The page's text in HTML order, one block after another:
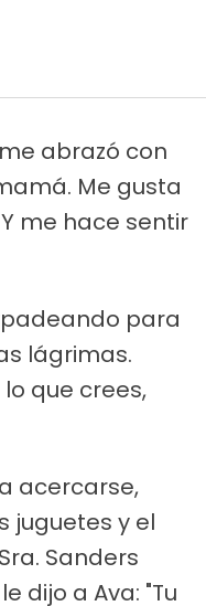
abrazó con
Me gusta
me hace sentir
para
lágrimas.
que crees,
acercarse,
juguetes y el
Sanders
dijo a Ava: "Tu